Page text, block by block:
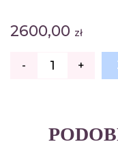
2600,00 zł
-
Ścianka +